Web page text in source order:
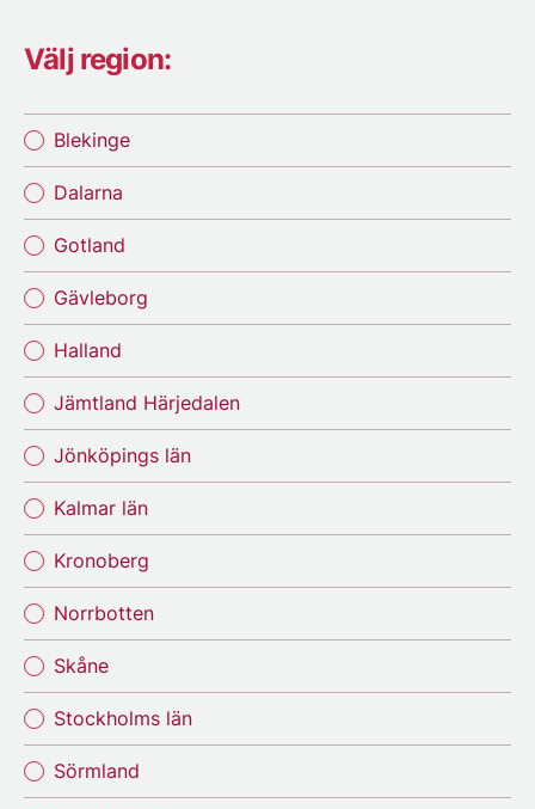
Välj region:
Blekinge
Dalarna
Gotland
Gävleborg
Halland
Jämtland Härjedalen
Jönköpings län
Kalmar län
Kronoberg
Norrbotten
Skåne
Stockholms län
Sörmland